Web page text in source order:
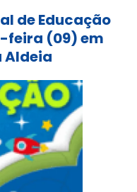
de Educação
feira (09) em
Aldeia